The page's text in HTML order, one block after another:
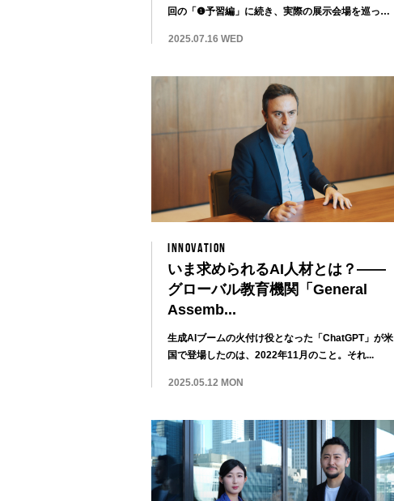
回の「❶予習編」に続き、実際の展示会場を巡って
2025.07.16 WED
INNOVATION
いま求められるAI人材とは？——
グローバル教育機関「General
Assemb...
生成AIブームの火付け役となった「ChatGPT」が米
国で登場したのは、2022年11月のこと。それ...
2025.05.12 MON